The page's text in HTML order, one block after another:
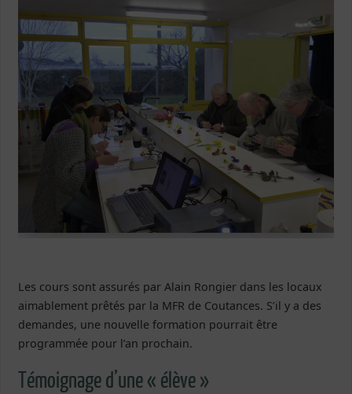
Les cours sont assurés par Alain Rongier dans les locaux
aimablement prêtés par la MFR de Coutances. S’il y a des
demandes, une nouvelle formation pourrait être
programmée pour l’an prochain.
Témoignage d’une « élève »